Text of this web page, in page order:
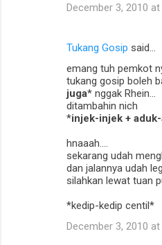
December 3, 2010 at
Tukang Gosip said…
emang tuh pemkot
tukang gosip boleh
juga* nggak Rhein...
ditambahin nich
*injek-injek +
hnaaah....
sekarang udah
dan jalannya udah
silahkan lewat tuan
*kedip-kedip centil*
December 3, 2010 at